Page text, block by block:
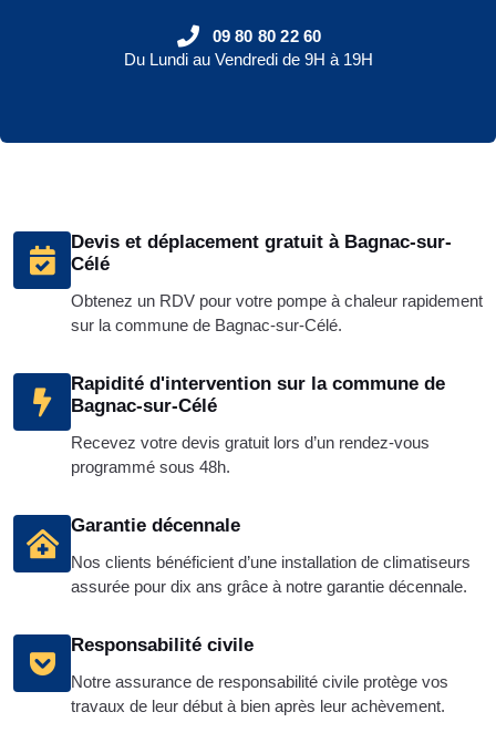
Devis et déplacement gratuit à Bagnac-sur-
Célé
Obtenez un RDV pour votre pompe à chaleur rapidement
sur la commune de Bagnac-sur-Célé.
Rapidité d'intervention sur la commune de
Bagnac-sur-Célé
Recevez votre devis gratuit lors d’un rendez-vous
programmé sous 48h.
Garantie décennale
Nos clients bénéficient d’une installation de climatiseurs
assurée pour dix ans grâce à notre garantie décennale.
Responsabilité civile
Notre assurance de responsabilité civile protège vos
travaux de leur début à bien après leur achèvement.
09 80 80 22 60
Du Lundi au Vendredi de 9H à 19H